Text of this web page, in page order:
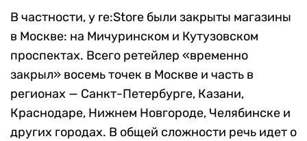
В частности, у re:Store были закрыты магазины
в Москве: на Мичуринском и Кутузовском
проспектах. Всего ретейлер «временно
закрыл» восемь точек в Москве и часть в
регионах — Санкт-Петербурге, Казани,
Краснодаре, Нижнем Новгороде, Челябинске и
других городах. В общей сложности речь идет о